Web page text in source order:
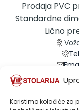
Koristimo kolačiće za
Prodaja PVC
Standardne
Lično